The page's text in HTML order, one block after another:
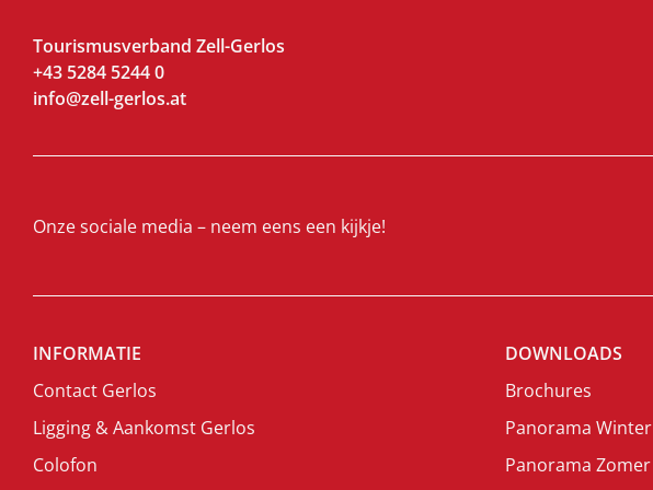
Tourismusverband Zell-Gerlos
+43 5284 5244 0
info@zell-gerlos.at
Onze sociale media – neem eens een kijkje!
INFORMATIE
Contact Gerlos
Ligging & Aankomst Gerlos
Colofon
DOWNLOADS
Brochures
Panorama Winter
Panorama Zomer